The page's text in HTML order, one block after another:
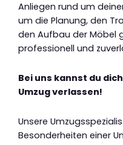
Anliegen rund um
um die Planung, den
den Aufbau der Möbel
professionell und
Bei uns kannst du
Umzug verlassen!
Unsere
Besonderheiten einer